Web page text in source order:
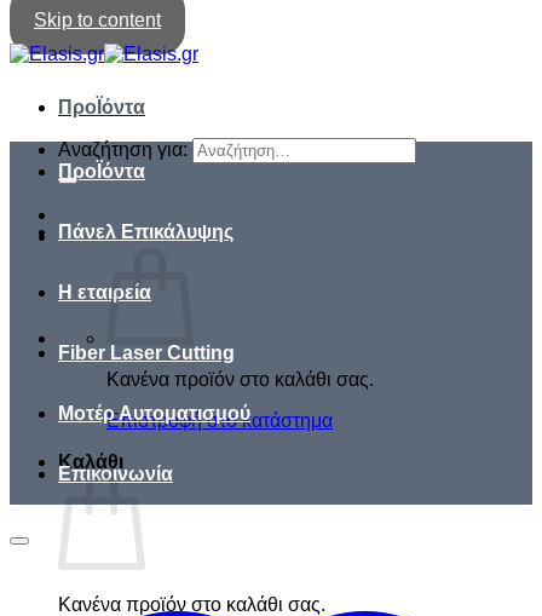
Skip to content
ΠροΪόντα
Αναζήτηση για:
Κανένα προϊόν στο καλάθι σας.
Επιστροφή στο κατάστημα
Καλάθι
Κανένα προϊόν στο καλάθι σας.
ΠροΪόντα
Πάνελ Επικάλυψης
Η εταιρεία
Fiber Laser Cutting
Μοτέρ Αυτοματισμού
Επικοινωνία